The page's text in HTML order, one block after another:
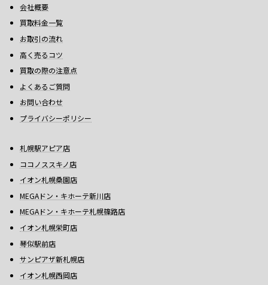
会社概要
買取料金一覧
お取引の流れ
高く売るコツ
買取の際の注意点
よくあるご質問
お問い合わせ
プライバシーポリシー
札幌駅アピア店
ココノススキノ店
イオン札幌桑園店
MEGAドン・キホーテ新川店
MEGAドン・キホーテ札幌篠路店
イオン札幌栄町店
琴似駅前店
サンピアザ新札幌店
イオン札幌西岡店